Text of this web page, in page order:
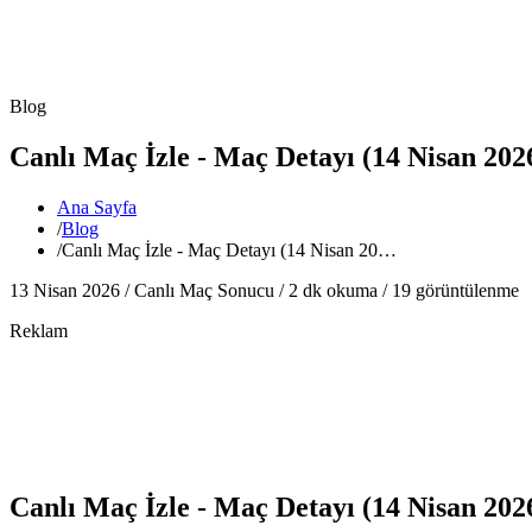
Blog
Canlı Maç İzle - Maç Detayı (14 Nisan
Ana Sayfa
/Blog
/Canlı Maç İzle - Maç Detayı (14 Nisan 20…
13 Nisan 2026 /Canlı Maç Sonucu / 2 dk okuma / 19 görüntülenme
Reklam
Canlı Maç İzle - Maç Detayı (14 Nisan